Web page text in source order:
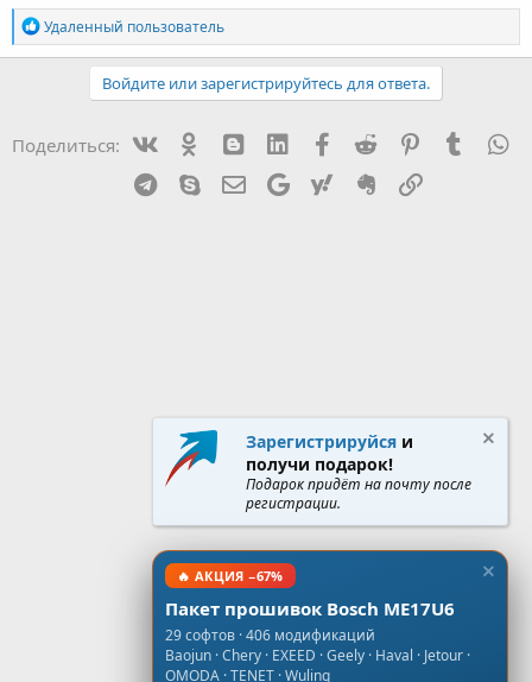
Р
е
а
и
:
Удаленный пользователь
Войдите или зарегистрируйтесь для ответа.
Поделиться: Ok mes_blogger
Linked InFacebook
Reddit PinterestTumblr
Telegram
Skype Эл. почта
Google Yahoo Evernote
Зарегистрируйся и
получи подарок!
Подарок придёт на почту после
регистрации.
🔥 АКЦИЯ −67%
Пакет прошивок Bosch ME17U6
29 софтов · 406 модификаций
Baojun · Chery · EXEED · Geely · Haval · Jetour ·
OMODA · TENET · Wuling